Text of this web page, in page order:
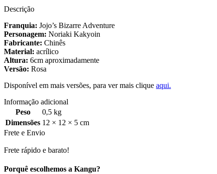
Descrição
Franquia: Jojo’s Bizarre Adventure
Personagem: Noriaki Kakyoin
Fabricante: Chinês
Material: acrílico
Altura: 6cm aproximadamente
Versão: Rosa
Disponível em mais versões, para ver mais clique aqui.
Informação adicional
Peso
0,5 kg
Dimensões 12 × 12 × 5 cm
Frete e Envio
Frete rápido e barato!
Porquê escolhemos a Kangu?